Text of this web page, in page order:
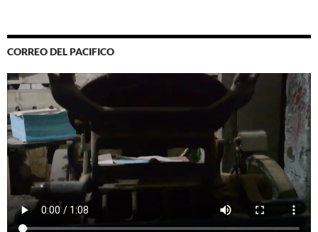
CORREO DEL PACIFICO